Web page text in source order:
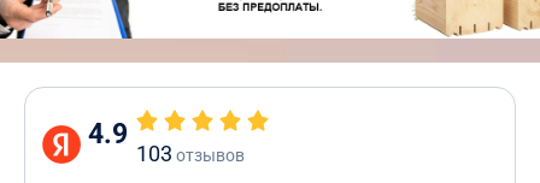
4.9
103 отзывов